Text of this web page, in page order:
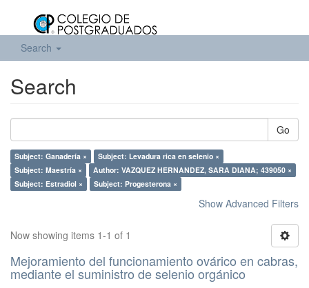
Search
Search
Go
Subject: Ganadería ×
Subject: Levadura rica en selenio ×
Subject: Maestría ×
Author: VAZQUEZ HERNANDEZ, SARA DIANA; 439050 ×
Subject: Estradiol ×
Subject: Progesterona ×
Show Advanced Filters
Now showing items 1-1 of 1
Mejoramiento del funcionamiento ovárico en cabras,
mediante el suministro de selenio orgánico